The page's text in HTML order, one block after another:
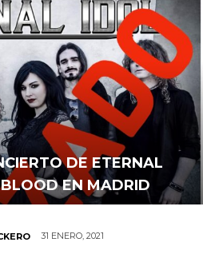
DE ETERNAL
EN MADRID
31 ENERO, 2021